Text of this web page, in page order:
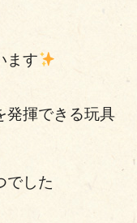
ます
発揮できる玩具
でした